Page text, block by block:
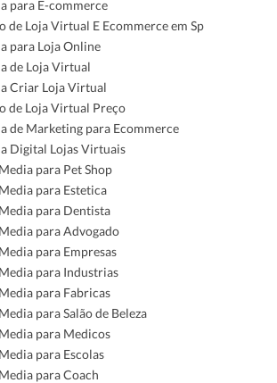
para E-commerce
de Loja Virtual E Ecommerce em Sp
para Loja Online
de Loja Virtual
Criar Loja Virtual
de Loja Virtual Preço
de Marketing para Ecommerce
Digital Lojas Virtuais
para Pet Shop
para Estetica
para Dentista
para Advogado
para Empresas
para Industrias
para Fabricas
para Salão de Beleza
para Medicos
para Escolas
para Coach